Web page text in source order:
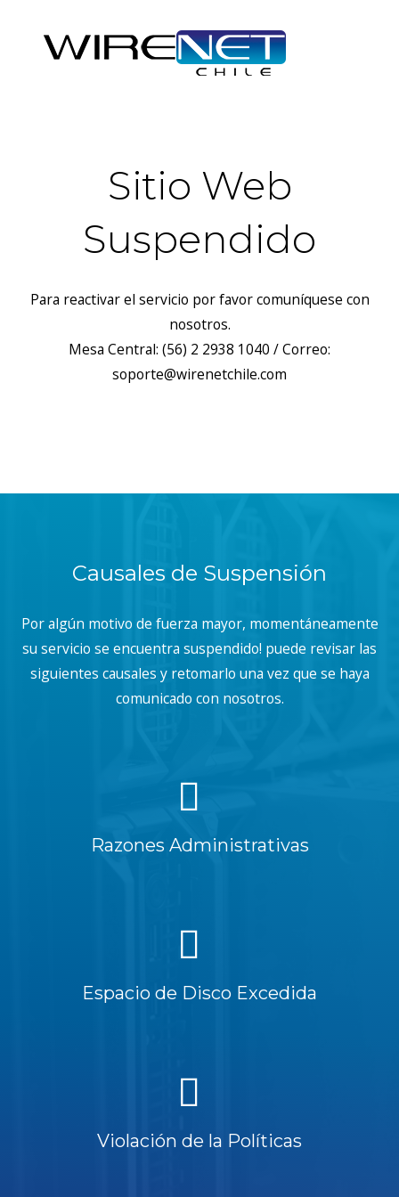
Sitio Web
Suspendido
Para reactivar el servicio por favor comuníquese con
nosotros.
Mesa Central: (56) 2 2938 1040 / Correo:
soporte@wirenetchile.com
Causales de Suspensión
Por algún motivo de fuerza mayor, momentáneamente
su servicio se encuentra suspendido! puede revisar las
siguientes causales y retomarlo una vez que se haya
comunicado con nosotros.
Razones Administrativas
Espacio de Disco Excedida
Violación de la Políticas